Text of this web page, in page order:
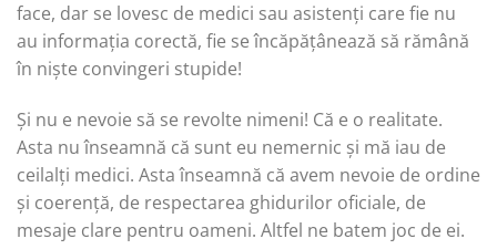
face, dar se lovesc de medici sau asistenți care fie nu
au informația corectă, fie se încăpățânează să rămână
în niște convingeri stupide!
Și nu e nevoie să se revolte nimeni! Că e o realitate.
Asta nu înseamnă că sunt eu nemernic și mă iau de
ceilalți medici. Asta înseamnă că avem nevoie de ordine
și coerență, de respectarea ghidurilor oficiale, de
mesaje clare pentru oameni. Altfel ne batem joc de ei.